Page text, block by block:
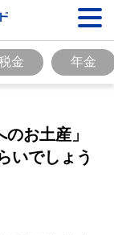
金 年金
お土産」
いでしょう